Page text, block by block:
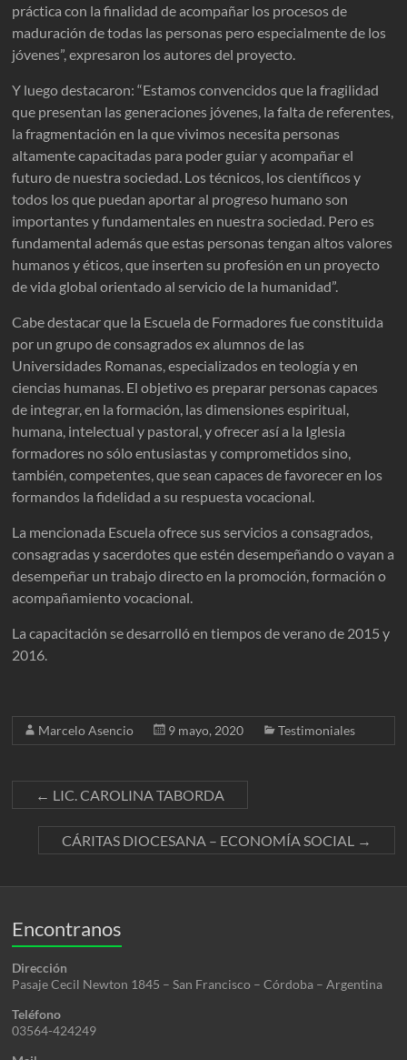
práctica con la finalidad de acompañar los procesos de
maduración de todas las personas pero especialmente de los
jóvenes”, expresaron los autores del proyecto.
Y luego destacaron: “Estamos convencidos que la fragilidad
que presentan las generaciones jóvenes, la falta de referentes,
la fragmentación en la que vivimos necesita personas
altamente capacitadas para poder guiar y acompañar el
futuro de nuestra sociedad. Los técnicos, los científicos y
todos los que puedan aportar al progreso humano son
importantes y fundamentales en nuestra sociedad. Pero es
fundamental además que estas personas tengan altos valores
humanos y éticos, que inserten su profesión en un proyecto
de vida global orientado al servicio de la humanidad”.
Cabe destacar que la Escuela de Formadores fue constituida
por un grupo de consagrados ex alumnos de las
Universidades Romanas, especializados en teología y en
ciencias humanas. El objetivo es preparar personas capaces
de integrar, en la formación, las dimensiones espiritual,
humana, intelectual y pastoral, y ofrecer así a la Iglesia
formadores no sólo entusiastas y comprometidos sino,
también, competentes, que sean capaces de favorecer en los
formandos la fidelidad a su respuesta vocacional.
La mencionada Escuela ofrece sus servicios a consagrados,
consagradas y sacerdotes que estén desempeñando o vayan a
desempeñar un trabajo directo en la promoción, formación o
acompañamiento vocacional.
La capacitación se desarrolló en tiempos de verano de 2015 y
2016.
Marcelo Asencio 9 mayo, 2020 Testimoniales
← LIC. CAROLINA TABORDA
CÁRITAS DIOCESANA – ECONOMÍA SOCIAL →
Encontranos
Dirección
Pasaje Cecil Newton 1845 – San Francisco – Córdoba – Argentina
Teléfono
03564-424249